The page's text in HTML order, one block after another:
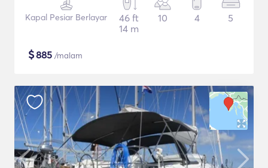
Kapal Pesiar Berlayar
46 ft
14 m
10 4 5
$885 /malam